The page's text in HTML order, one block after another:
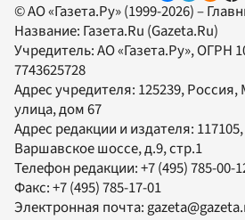
© АО «Газета.Ру» (1999-2026) –
Название: Газета.Ru (Gazeta.Ru)
Учредитель:АО «Газета.Ру», ОГРН
7743625728
Адрес учредителя: 125239,
улица, дом 67
Адрес редакции и издателя: 117105
Варшавское шоссе, д.9, стр.1
Телефон редакции:+7 (495) 785-00-
Факс:+7 (495) 785-17-01
Электронная почта: